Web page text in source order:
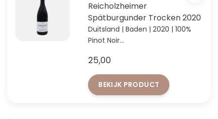
Reicholzheimer
Spätburgunder Trocken 2020
Duitsland | Baden | 2020 | 100%
Pinot Noir
volgens VINUM 2024
25,00
BEKIJK PRODUCT